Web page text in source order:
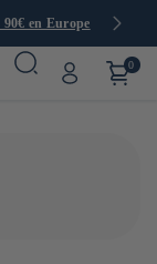
🍙 Restaurants,
0